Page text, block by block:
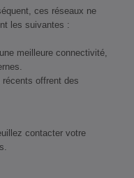
ces réseaux ne
les suivantes :
meilleure connectivité,
offrent des
contacter votre